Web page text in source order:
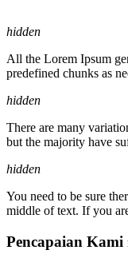
hidden
All the Lorem Ipsum
predefined chunks as
hidden
There are many
but the majority have
hidden
You need to be sure
middle of text. If you
Pencapaian Kami